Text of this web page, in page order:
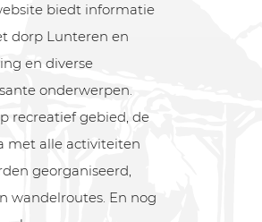
biedt informatie
dorp Lunteren en
en diverse
onderwerpen.
recreatief gebied, de
met alle activiteiten
georganiseerd,
wandelroutes. En nog